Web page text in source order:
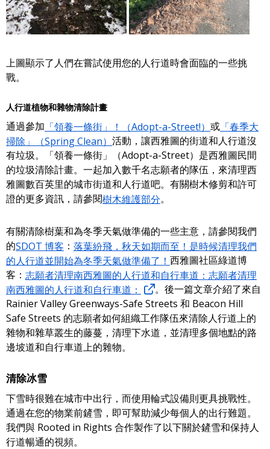
上圖顯示了人們在嘗試使用您的人行道時會面臨的一些挑
戰。
人行道植物和雜物清除計畫
通過參加 「領養一條街」！（Adopt-a-Street!） 或 「春季大
掃除」（Spring Clean） 活動，讓西雅圖的街道和人行道沒
有垃圾。「領養一條街」（Adopt-a-Street）是西雅圖民間
的垃圾清除計畫。一起加入數千名志願者的隊伍，來清理西
雅圖數百英里的城市街道和人行道吧。有關樹木修剪和許可
證的更多資訊，請參閱樹木維護部分。
有關清除樹葉和為冬季天氣做準備的一些主意，請參閱我們
的SDOT 博客 ： 落葉紛飛，秋天如期而至！是時候清理我們
的人行道並開始為冬季天氣做準備了！ 西雅圖社區綠道博
客： 志願者清理南西雅圖的人行道和自行車道：志願者清理
南西雅圖的人行道和自行車道：
。後一篇文章介紹了來自
Rainier Valley Greenways-Safe Streets 和 Beacon Hill
Safe Streets 的志願者如何組織工作隊伍來清除人行道上的
雜物和雜草叢生的藤蔓，清理下水道，並清理多個地點的路
邊坡道和自行車道上的雜物。
清除冰雪
下雪時很難在城市中出行，而使用輪式設備則更具挑戰性。
通過在您的物業前鏟雪，即可幫助減少每個人的出行難題。
我們與 Rooted in Rights 合作製作了以下關於鏟雪和保持人
行道暢通的視頻。